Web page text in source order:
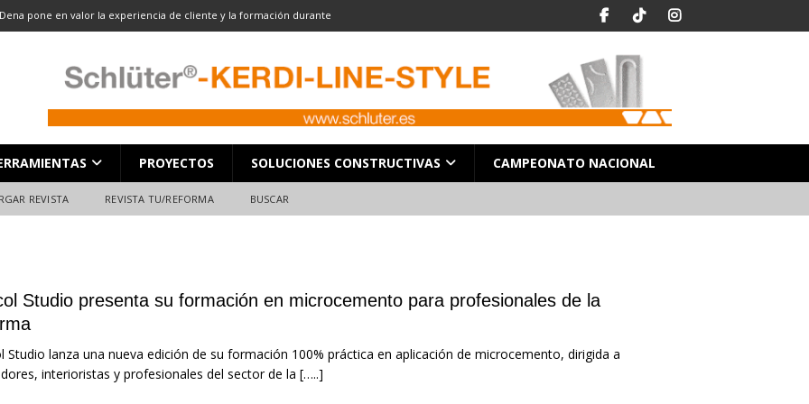
pone en valor la experiencia de cliente y la formación durante
13: CORTE DE GRAN FORMATO DESCARGAR REVISTA
8: JUNTAS DESCARGAR REVISTA
el profesional de la construcción CAMPEONATO NACIONAL
PROYECTOS SOLUCIONES CONSTRUCTIVAS CAMPEONATO NACIONAL
REVISTA REVISTA TU/REFORMA BUSCAR
Studio presenta su formación en microcemento para profesionales de la
Studio lanza una nueva edición de su formación 100% práctica en aplicación de microcemento, dirigida a
interioristas y profesionales del sector de la […..]